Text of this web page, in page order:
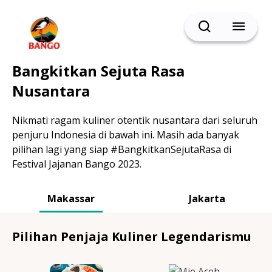
BACK
Resep Sate
Resep Semur
Resep Daging
Cari
Bangkitkan Sejuta Rasa
Nusantara
Nikmati ragam kuliner otentik nusantara dari seluruh
penjuru Indonesia di bawah ini. Masih ada banyak
pilihan lagi yang siap #BangkitkanSejutaRasa di
Festival Jajanan Bango 2023.
Makassar Jakarta
Pilihan Penjaja Kuliner Legendarismu